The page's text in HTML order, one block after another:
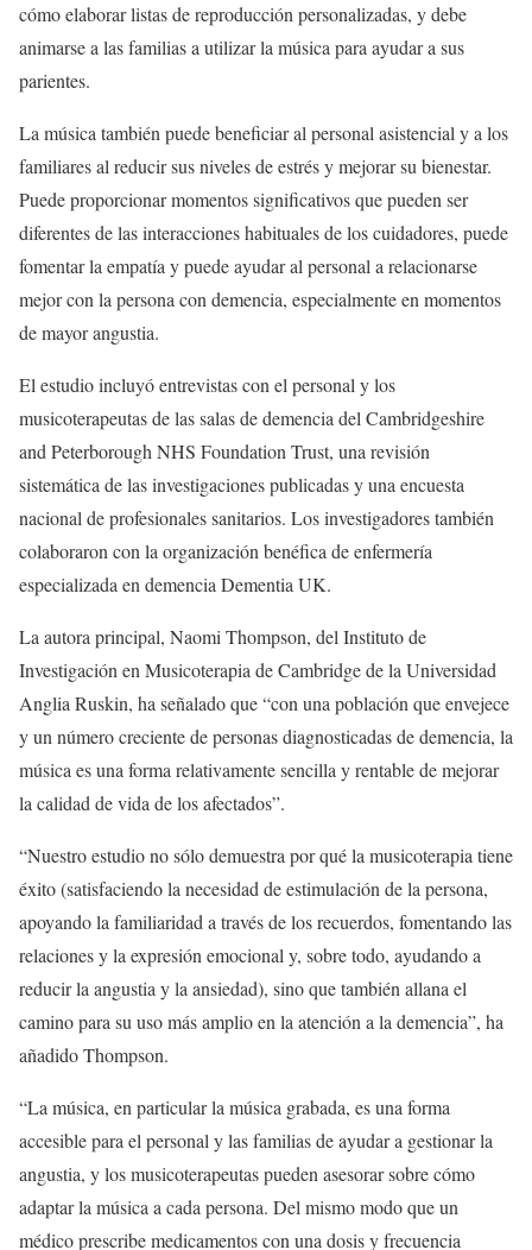
cómo elaborar listas de reproducción personalizadas, y debe
animarse a las familias a utilizar la música para ayudar a sus
parientes.
La música también puede beneficiar al personal asistencial y a los
familiares al reducir sus niveles de estrés y mejorar su bienestar.
Puede proporcionar momentos significativos que pueden ser
diferentes de las interacciones habituales de los cuidadores, puede
fomentar la empatía y puede ayudar al personal a relacionarse
mejor con la persona con demencia, especialmente en momentos
de mayor angustia.
El estudio incluyó entrevistas con el personal y los
musicoterapeutas de las salas de demencia del Cambridgeshire
and Peterborough NHS Foundation Trust, una revisión
sistemática de las investigaciones publicadas y una encuesta
nacional de profesionales sanitarios. Los investigadores también
colaboraron con la organización benéfica de enfermería
especializada en demencia Dementia UK.
La autora principal, Naomi Thompson, del Instituto de
Investigación en Musicoterapia de Cambridge de la Universidad
Anglia Ruskin, ha señalado que “con una población que envejece
y un número creciente de personas diagnosticadas de demencia, la
música es una forma relativamente sencilla y rentable de mejorar
la calidad de vida de los afectados”.
“Nuestro estudio no sólo demuestra por qué la musicoterapia tiene
éxito (satisfaciendo la necesidad de estimulación de la persona,
apoyando la familiaridad a través de los recuerdos, fomentando las
relaciones y la expresión emocional y, sobre todo, ayudando a
reducir la angustia y la ansiedad), sino que también allana el
camino para su uso más amplio en la atención a la demencia”, ha
añadido Thompson.
“La música, en particular la música grabada, es una forma
accesible para el personal y las familias de ayudar a gestionar la
angustia, y los musicoterapeutas pueden asesorar sobre cómo
adaptar la música a cada persona. Del mismo modo que un
médico prescribe medicamentos con una dosis y frecuencia